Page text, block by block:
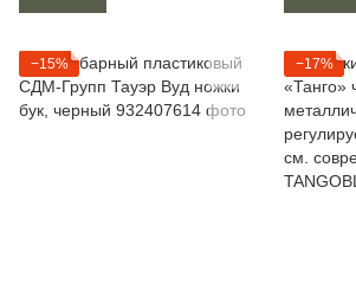
−15% −17%